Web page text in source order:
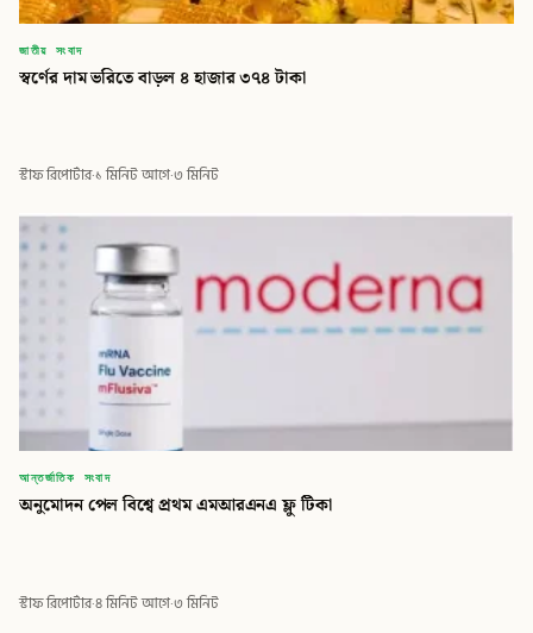
জাতীয় সংবাদ
স্বর্ণের দাম ভরিতে বাড়ল ৪ হাজার ৩৭৪ টাকা
স্টাফ রিপোর্টার·১ মিনিট আগে·৩ মিনিট
আন্তর্জাতিক সংবাদ
অনুমোদন পেল বিশ্বে প্রথম এমআরএনএ ফ্লু টিকা
স্টাফ রিপোর্টার·৪ মিনিট আগে·৩ মিনিট